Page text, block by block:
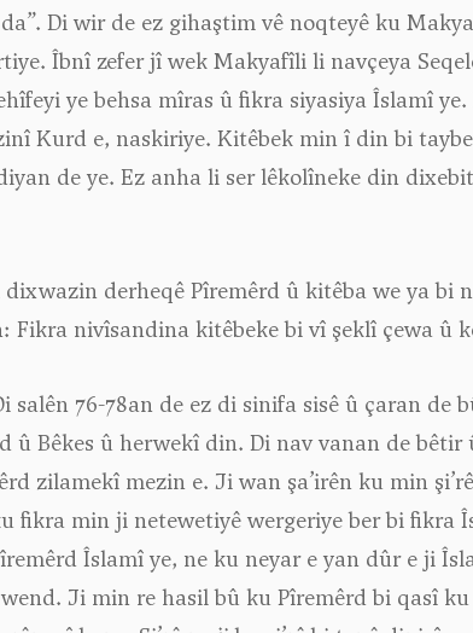
Di wir de ez gihaştim vê noqteyê ku
Îbnî zefer jî wek Makyafîli li navçeya
ye behsa mîras û fikra siyasiya Îslamî
Kurd e, naskiriye. Kitêbek min î din bi
de ye. Ez anha li ser lêkolîneke din
dixwazin derheqê Pîremêrd û kitêba we ya bi
nivîsandina kitêbeke bi vî şeklî çewa û
salên 76-78an de ez di sinifa sisê û çaran de
û Bêkes û herwekî din. Di nav vanan de
zilamekî mezin e. Ji wan şa’irên ku min
fikra min ji netewetiyê wergeriye ber bi fikra
Îslamî ye, ne ku neyar e yan dûr e ji
Ji min re hasil bû ku Pîremêrd bi qasî